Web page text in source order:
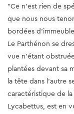
"Ce n'est rien de
que nous nous
bordées
Le Parthénon se
vue n'étant
plantées devant sa
la tête dans l'autre
caractéristique de
Lycabettus, est en